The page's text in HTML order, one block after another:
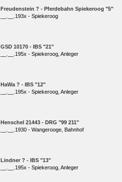
Freudenstein ? - Pferdebahn Spiekeroog "5"
__.__.193x - Spiekeroog
GSD 10170 - IBS "21"
__.__.195x - Spiekeroog, Anleger
HaWa ? - IBS "12"
__.__.195x - Spiekeroog, Anleger
Henschel 21443 - DRG "99 211"
__.__.1930 - Wangerooge, Bahnhof
Lindner ? - IBS "13"
__.__.195x - Spiekeroog, Anleger